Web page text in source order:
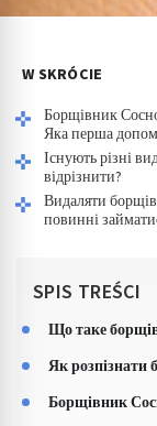
W SKRÓCIE
Борщівник
Яка перша
Існують різні
відрізнити?
Видаляти
повинні
SPIS TREŚCI
Що таке
Як розпізнати
Борщівник